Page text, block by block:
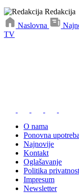
Redakcija
Naslovna
TV
O nama
Ponovna
Najnovije
Kontakt
Oglašavanje
Politika
Impresum
Newsletter